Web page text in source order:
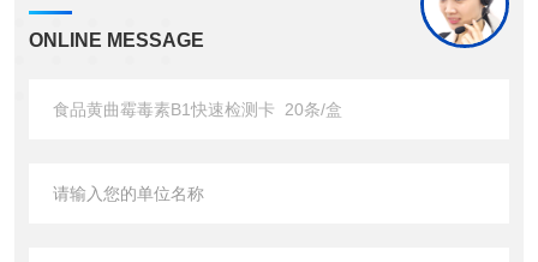
ONLINE MESSAGE